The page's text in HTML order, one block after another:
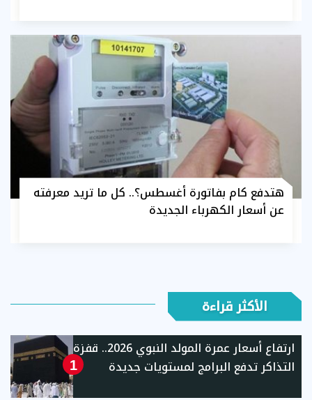
هتدفع كام بفاتورة أغسطس؟.. كل ما تريد معرفته
عن أسعار الكهرباء الجديدة
الأكثر قراءة
1
ارتفاع أسعار عمرة المولد النبوي 2026.. قفزة
التذاكر تدفع البرامج لمستويات جديدة